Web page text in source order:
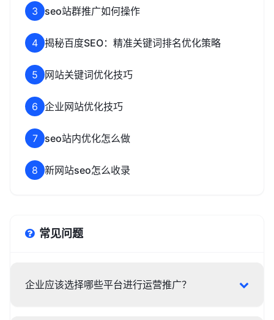
3 seo站群推广如何操作
4 揭秘百度SEO：精准关键词排名优化策略
5 网站关键词优化技巧
6 企业网站优化技巧
7 seo站内优化怎么做
8 新网站seo怎么收录
常见问题
企业应该选择哪些平台进行运营推广？